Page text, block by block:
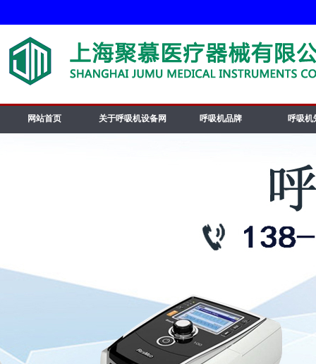
网站首页 关于呼吸机设备网 呼吸机品牌 呼吸机